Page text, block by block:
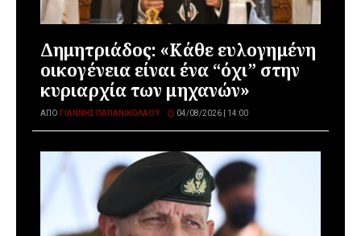
Δημητριάδος: «Κάθε ευλογημένη
οικογένεια είναι ένα “όχι” στην
κυριαρχία των μηχανών»
ΑΠΌ ΓΙΆΝΝΗΣ ΠΑΠΑΝΙΚΟΛΆΟΥ 04/08/2026 | 14:00